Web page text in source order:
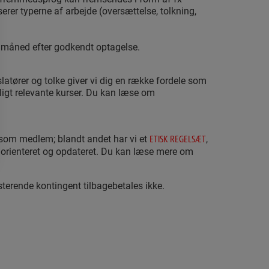
typerne af arbejde (oversættelse, tolkning,
efter godkendt optagelse.
og tolke giver vi dig en række fordele som
relevante kurser. Du kan læse om
medlem; blandt andet har vi et ETISK REGELSÆT,
og opdateret. Du kan læse mere om
kontingent tilbagebetales ikke.